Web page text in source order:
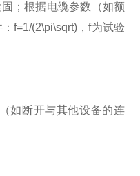
；根据电缆参数（如额
f=1/(2\pi\sqrt)，f为试验
如断开与其他设备的连